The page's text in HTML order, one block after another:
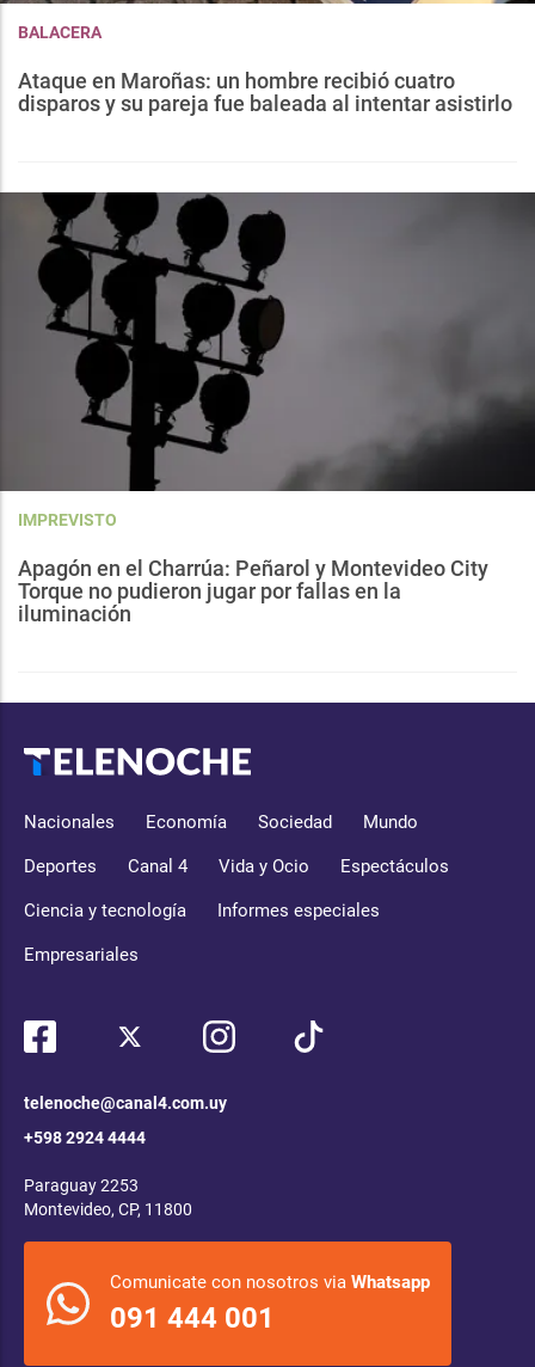
BALACERA
Ataque en Maroñas: un hombre recibió cuatro
disparos y su pareja fue baleada al intentar asistirlo
IMPREVISTO
Apagón en el Charrúa: Peñarol y Montevideo City
Torque no pudieron jugar por fallas en la
iluminación
Nacionales Economía Sociedad Mundo
Deportes Canal 4 Vida y Ocio Espectáculos
Ciencia y tecnología Informes especiales
Empresariales
telenoche@canal4.com.uy
+598 2924 4444
Paraguay 2253
Montevideo, CP, 11800
Comunicate con nosotros via Whatsapp
091 444 001